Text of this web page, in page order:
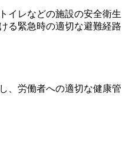
イレなどの施設の安全衛生
る緊急時の適切な避難経路
、労働者への適切な健康管